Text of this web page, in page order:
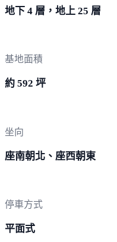
地下 4 層，地上 25 層
基地面積
約 592 坪
坐向
座南朝北、座西朝東
停車方式
平面式